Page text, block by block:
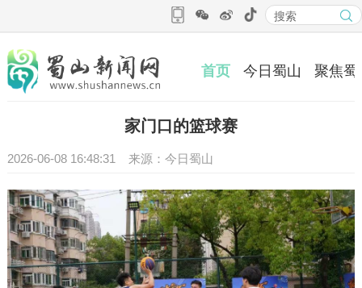
首页 今日蜀山 聚焦蜀
家门口的篮球赛
2026-06-08 16:48:31 来源：今日蜀山